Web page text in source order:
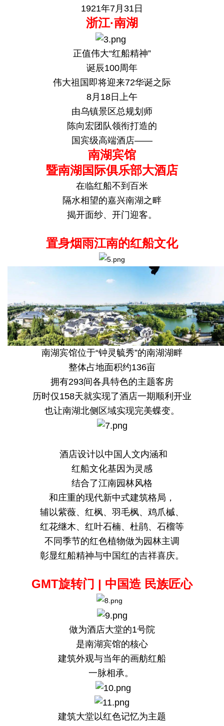
1921年7月31日
浙江·南湖
正值伟大“红船精神”
诞辰100周年
伟大祖国即将迎来72华诞之际
8月18日上午
由乌镇景区总规划师
陈向宏团队领衔打造的
国宾级高端酒店——
南湖宾馆
暨南湖国际俱乐部大酒店
在临红船不到百米
隔水相望的嘉兴南湖之畔
揭开面纱、开门迎客。
置身烟雨江南的红船文化
南湖宾馆位于“钟灵毓秀”的南湖湖畔
整体占地面积约136亩
拥有293间各具特色的主题客房
历时仅158天就实现了酒店一期顺利开业
也让南湖北侧区域实现完美蝶变。
酒店设计以中国人文内涵和
红船文化基因为灵感
结合了江南园林风格
和庄重的现代新中式建筑格局，
辅以紫薇、红枫、羽毛枫、鸡爪槭、
红花继木、红叶石楠、杜鹃、石榴等
不同季节的红色植物做为园林主调
彰显红船精神与中国红的吉祥喜庆。
GMT旋转门 | 中国造 民族匠心
做为酒店大堂的1号院
是南湖宾馆的核心
建筑外观与当年的画舫红船
一脉相承。
建筑大堂以红色记忆为主题